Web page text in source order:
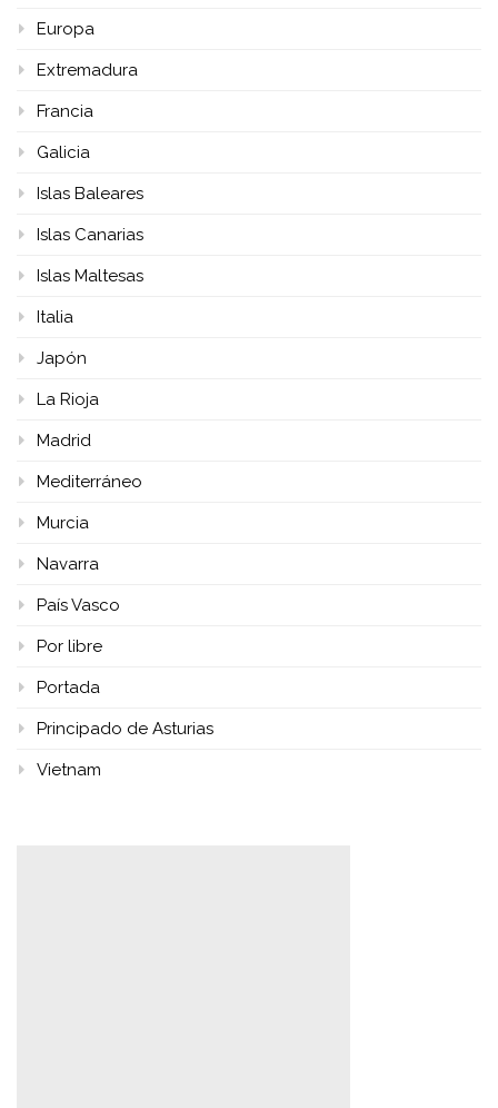
Europa
Extremadura
Francia
Galicia
Islas Baleares
Islas Canarias
Islas Maltesas
Italia
Japón
La Rioja
Madrid
Mediterráneo
Murcia
Navarra
País Vasco
Por libre
Portada
Principado de Asturias
Vietnam